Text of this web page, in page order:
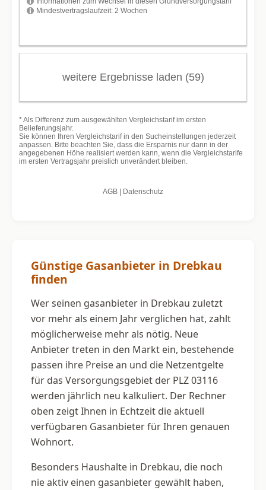
Günstige Gasanbieter in Drebkau
finden
Wer seinen gasanbieter in Drebkau zuletzt
vor mehr als einem Jahr verglichen hat, zahlt
möglicherweise mehr als nötig. Neue
Anbieter treten in den Markt ein, bestehende
passen ihre Preise an und die Netzentgelte
für das Versorgungsgebiet der PLZ 03116
werden jährlich neu kalkuliert. Der Rechner
oben zeigt Ihnen in Echtzeit die aktuell
verfügbaren Gasanbieter für Ihren genauen
Wohnort.
Besonders Haushalte in Drebkau, die noch
nie aktiv einen gasanbieter gewählt haben,